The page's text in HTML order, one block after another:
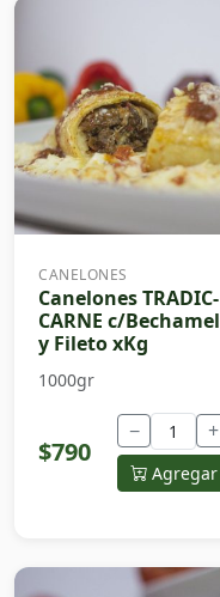
CANELONES
Canelones TRADIC-
CARNE c/Bechamel
y Fileto xKg
1000gr
$790
− +
Agregar